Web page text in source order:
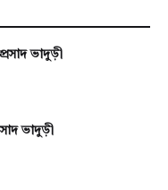
ভাদুড়ী
ভাদুড়ী